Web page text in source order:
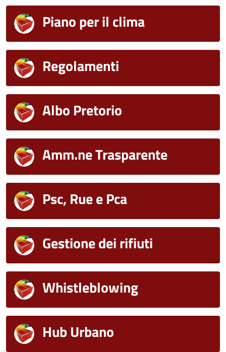
Piano per il clima
Regolamenti
Albo Pretorio
Amm.ne Trasparente
Psc, Rue e Pca
Gestione dei rifiuti
Whistleblowing
Hub Urbano